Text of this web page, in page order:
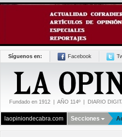
Síguenos en: Facebook
Fundado en 1912 | AÑO 114º | DIARIO
laopiniondecabra.com Secciones